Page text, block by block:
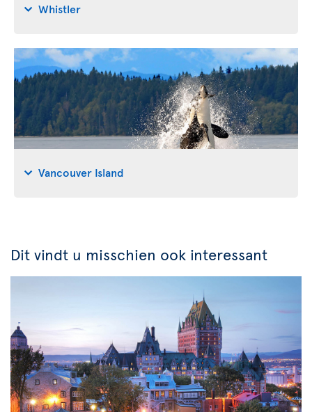
Whistler
Vancouver Island
Dit vindt u misschien ook interessant